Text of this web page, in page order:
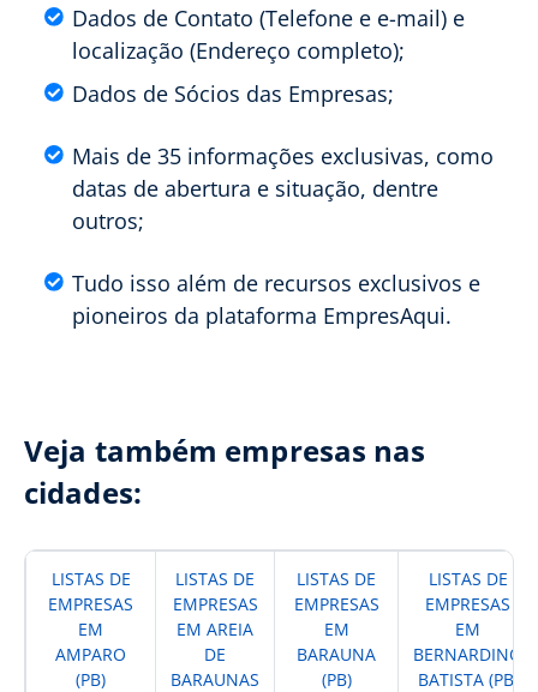
Dados de Contato (Telefone e e-mail) e
localização (Endereço completo);
Dados de Sócios das Empresas;
Mais de 35 informações exclusivas, como
datas de abertura e situação, dentre
outros;
Tudo isso além de recursos exclusivos e
pioneiros da plataforma EmpresAqui.
Veja também empresas nas
cidades:
LISTAS DE
EMPRESAS
EM
AMPARO
(PB)
LISTAS DE
EMPRESAS
EM AREIA
DE
BARAUNAS
LISTAS DE
EMPRESAS
EM
BARAUNA
(PB)
LISTAS DE
EMPRESAS
EM
BERNARDINO
BATISTA (PB)